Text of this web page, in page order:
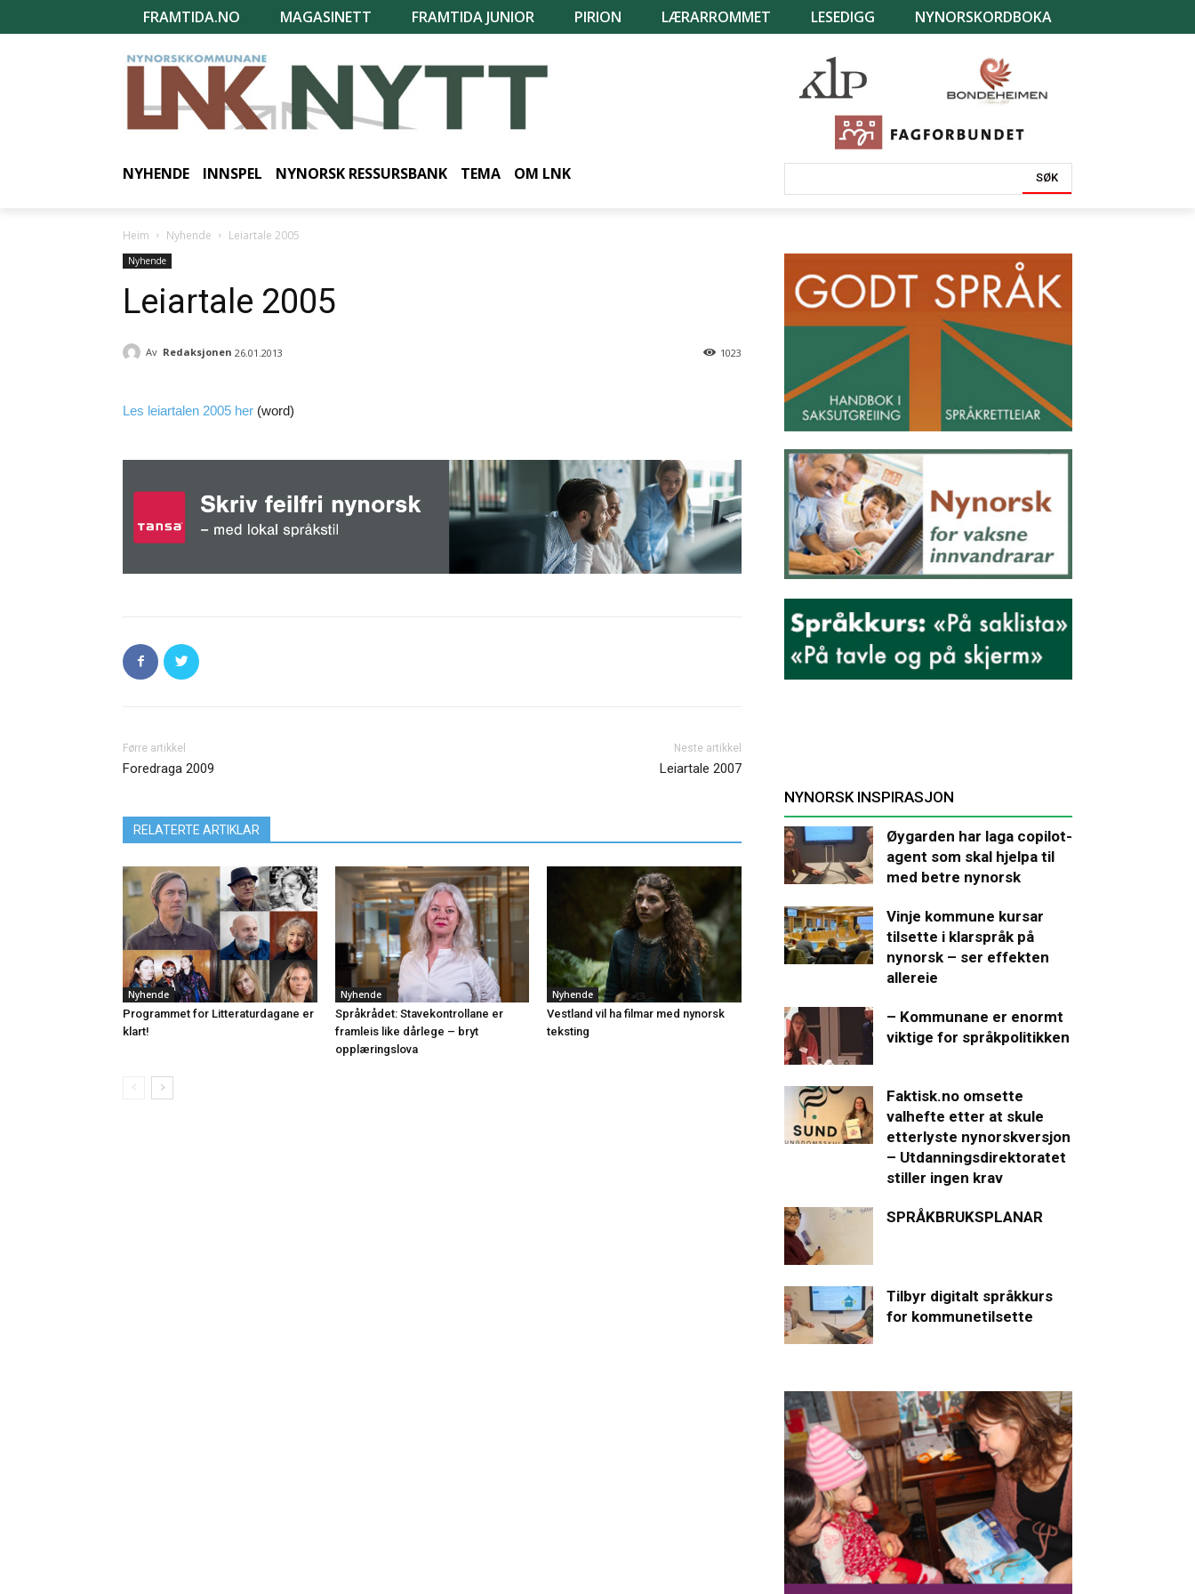
FRAMTIDA.NO MAGASINETT FRAMTIDA JUNIOR PIRION LÆRARROMMET LESEDIGG NYNORSKORDBOKA
NYHENDE INNSPEL NYNORSK RESSURSBANK TEMA OM LNK SØK
Heim Nyhende Leiartale 2005
Nyhende
Leiartale 2005
Av Redaksjonen 26.01.2013 1023
Les leiartalen 2005 her (word)
Førre artikkel
Foredraga 2009
Neste artikkel
Leiartale 2007
RELATERTE ARTIKLAR
Nyhende
Programmet for Litteraturdagane er
klart!
Nyhende
Språkrådet: Stavekontrollane er
framleis like dårlege – bryt
opplæringslova
Nyhende
Vestland vil ha filmar med nynorsk
teksting
NYNORSK INSPIRASJON
Øygarden har laga copilot-
agent som skal hjelpa til
med betre nynorsk
Vinje kommune kursar
tilsette i klarspråk på
nynorsk – ser effekten
allereie
– Kommunane er enormt
viktige for språkpolitikken
Faktisk.no omsette
valhefte etter at skule
etterlyste nynorskversjon
– Utdanningsdirektoratet
stiller ingen krav
SPRÅKBRUKSPLANAR
Tilbyr digitalt språkkurs
for kommunetilsette